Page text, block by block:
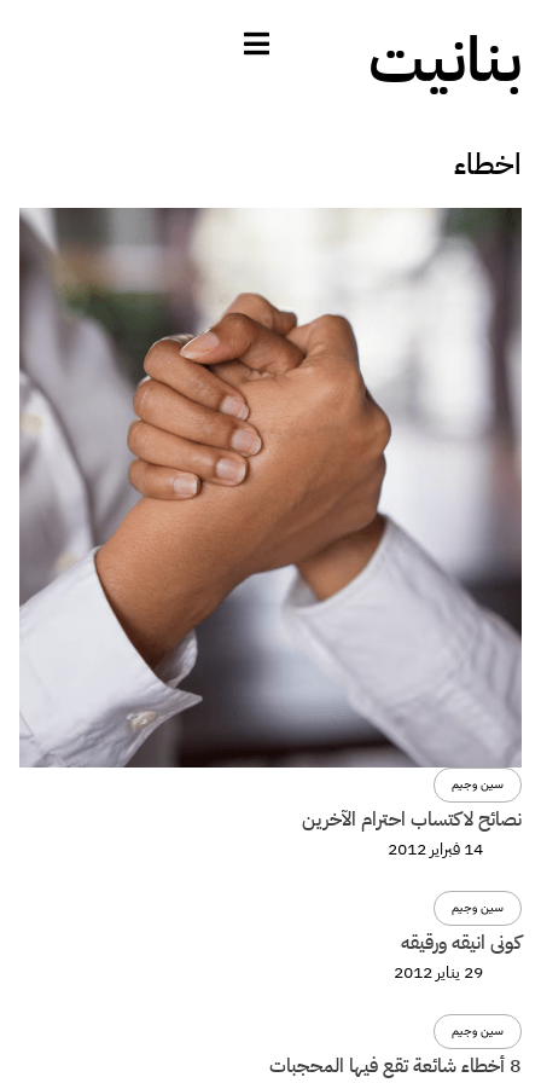
بنانيت
اخطاء
سين وجيم
نصائح لاكتساب احترام الآخرين
14 فبراير 2012
سين وجيم
كونى انيقه ورقيقه
29 يناير 2012
سين وجيم
8 أخطاء شائعة تقع فيها المحجبات